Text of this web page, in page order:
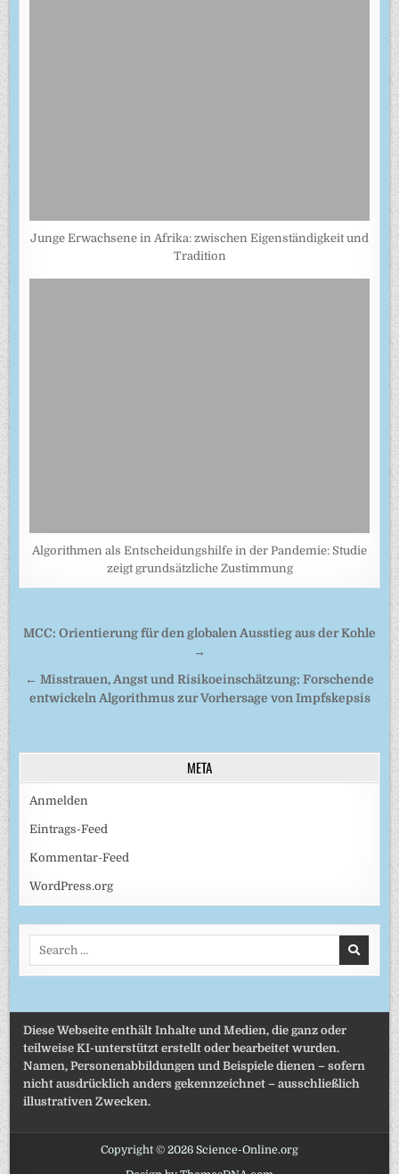
Junge Erwachsene in Afrika: zwischen Eigenständigkeit und
Tradition
Algorithmen als Entscheidungshilfe in der Pandemie: Studie
zeigt grundsätzliche Zustimmung
Beitragsnavigation
MCC: Orientierung für den globalen Ausstieg aus der Kohle
→
← Misstrauen, Angst und Risikoeinschätzung: Forschende
entwickeln Algorithmus zur Vorhersage von Impfskepsis
META
Anmelden
Eintrags-Feed
Kommentar-Feed
WordPress.org
Diese Webseite enthält Inhalte und Medien, die ganz oder
teilweise KI-unterstützt erstellt oder bearbeitet wurden.
Namen, Personenabbildungen und Beispiele dienen – sofern
nicht ausdrücklich anders gekennzeichnet – ausschließlich
illustrativen Zwecken.
Copyright © 2026 Science-Online.org